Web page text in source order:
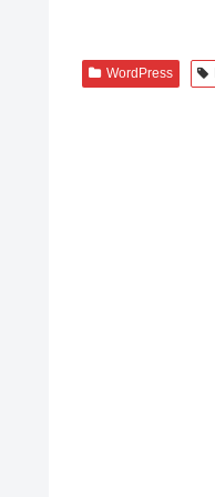
WordPress